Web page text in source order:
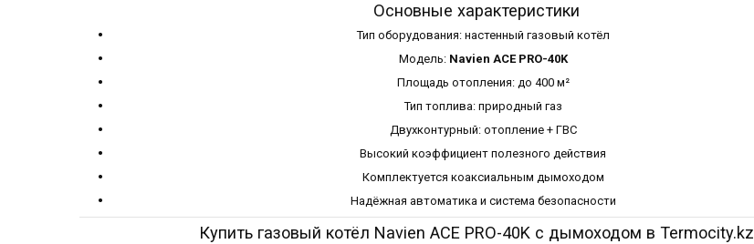
Основные характеристики
Тип оборудования: настенный газовый котёл
Модель: Navien ACE PRO-40K
Площадь отопления: до 400 м²
Тип топлива: природный газ
Двухконтурный: отопление + ГВС
Высокий коэффициент полезного действия
Комплектуется коаксиальным дымоходом
Надёжная автоматика и система безопасности
Купить газовый котёл Navien ACE PRO-40K с дымоходом в Termocity.kz